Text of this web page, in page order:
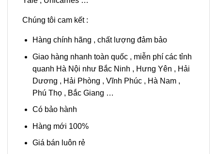
Chúng tôi cam kết :
Hàng chính hãng , chất lượng đảm bảo
Giao hàng nhanh toàn quốc , miễn phí các tỉnh
quanh Hà Nội như Bắc Ninh , Hưng Yên , Hải
Dương , Hải Phòng , Vĩnh Phúc , Hà Nam ,
Phú Thọ , Bắc Giang …
Có bảo hành
Hàng mới 100%
Giá bán luôn rẻ